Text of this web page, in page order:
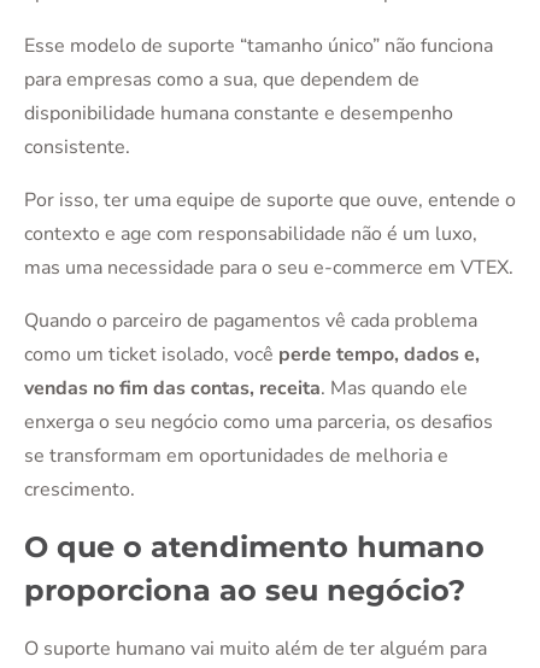
Esse modelo de suporte “tamanho único” não funciona
para empresas como a sua, que dependem de
disponibilidade humana constante e desempenho
consistente.
Por isso, ter uma equipe de suporte que ouve, entende o
contexto e age com responsabilidade não é um luxo,
mas uma necessidade para o seu e-commerce em VTEX.
Quando o parceiro de pagamentos vê cada problema
como um ticket isolado, você perde tempo, dados e,
vendas no fim das contas, receita. Mas quando ele
enxerga o seu negócio como uma parceria, os desafios
se transformam em oportunidades de melhoria e
crescimento.
O que o atendimento humano
proporciona ao seu negócio?
O suporte humano vai muito além de ter alguém para